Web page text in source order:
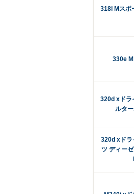
318i Mスポ
330e
320d xドラ
ルタ
320d xドラ
ツ ディー